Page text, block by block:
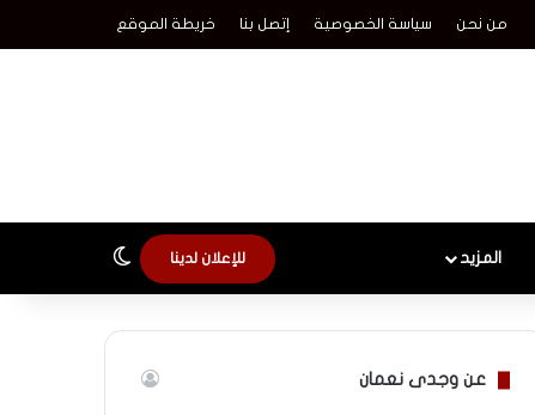
من نحن سياسة الخصوصية إتصل بنا خريطة الموقع
المزيد للإعلان لدينا الوضع المظلم
عن وجدى نعمان